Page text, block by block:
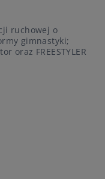
ruchowej o
gimnastyki;
oraz FREESTYLER